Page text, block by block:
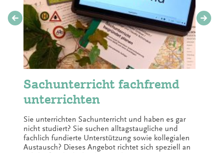
Buchung von Führungen oder Workshops:
sabrina.roth@teemuseum.de☎ 04931 9182139
Ostfr. Teemuseum Norden
Sachunterricht fachfremd
unterrichten
Sie unterrichten Sachunterricht und haben es gar
nicht studiert? Sie suchen alltagstaugliche und
fachlich fundierte Unterstützung sowie kollegialen
Austausch? Dieses Angebot richtet sich speziell an